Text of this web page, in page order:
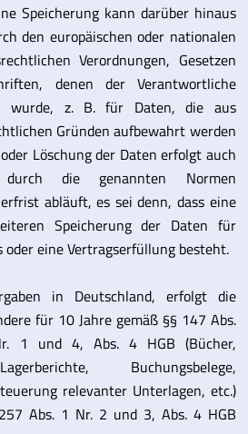
Speicherung kann darüber hinaus
den europäischen oder nationalen
Verordnungen, Gesetzen
denen der Verantwortliche
wurde, z. B. für Daten, die aus
Gründen aufbewahrt werden
Löschung der Daten erfolgt auch
die genannten Normen
abläuft, es sei denn, dass eine
Speicherung der Daten für
oder eine Vertragserfüllung besteht.
in Deutschland, erfolgt die
für 10 Jahre gemäß §§ 147 Abs.
1 und 4, Abs. 4 HGB (Bücher,
Buchungsbelege,
relevanter Unterlagen, etc.)
Abs. 1 Nr. 2 und 3, Abs. 4 HGB